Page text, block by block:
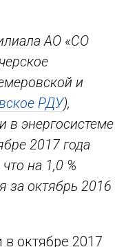
АО «СО
и
РДУ),
в энергосистеме
2017 года
на 1,0 %
за октябрь 2016
октябре 2017